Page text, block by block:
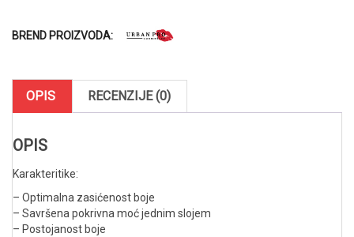
za
količina
BREND PROIZVODA:
OPIS RECENZIJE (0)
OPIS
Karakteritike:
– Optimalna zasićenost boje
– Savršena pokrivna moć jednim slojem
– Postojanost boje